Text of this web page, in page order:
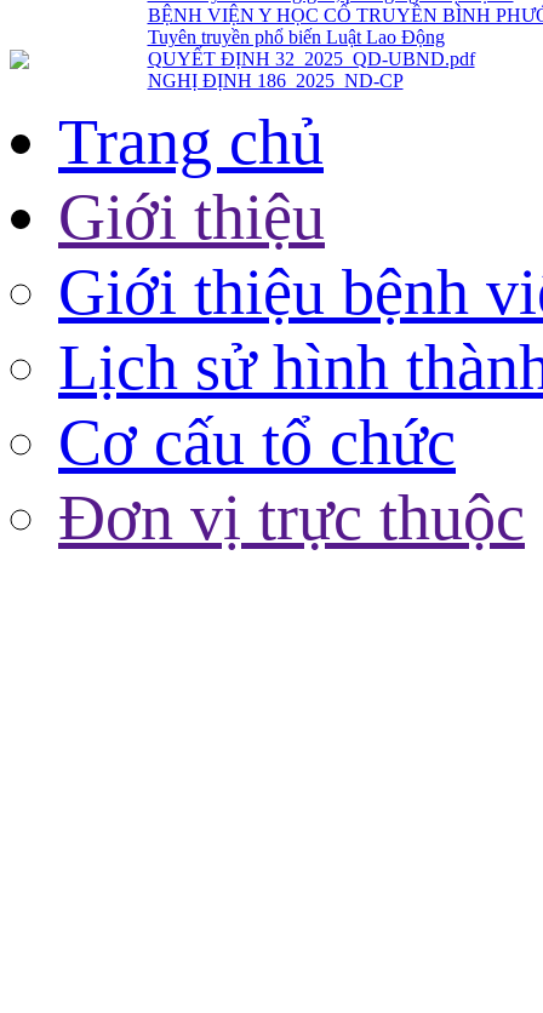
Trang chủ
Giới thiệu
Giới thiệu bệnh
Lịch sử hình
Cơ cấu tổ chức
Đơn vị trực thuộc
QUYẾT ĐỊNH 32_2025_QD-UBND.pdf
NGHỊ ĐỊNH 186_2025_ND-CP